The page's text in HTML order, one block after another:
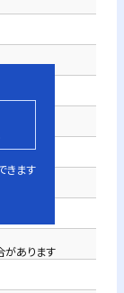
きます
があります